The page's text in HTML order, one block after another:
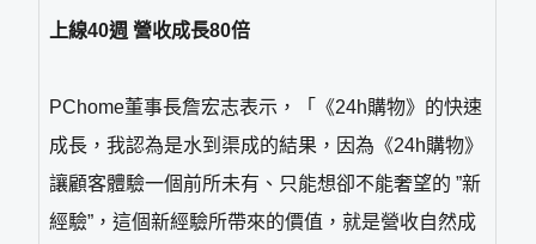
上線40週 營收成長80倍
PChome董事長詹宏志表示，「《24h購物》的快速
成長，我認為是水到渠成的結果，因為《24h購物》
讓顧客體驗一個前所未有、只能想卻不能奢望的 ”新
經驗”，這個新經驗所帶來的價值，就是營收自然成